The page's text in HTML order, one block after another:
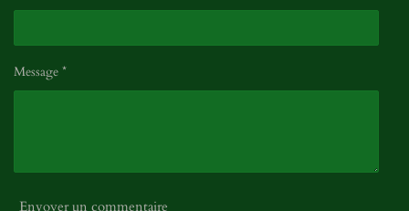
Message *
Envoyer un commentaire